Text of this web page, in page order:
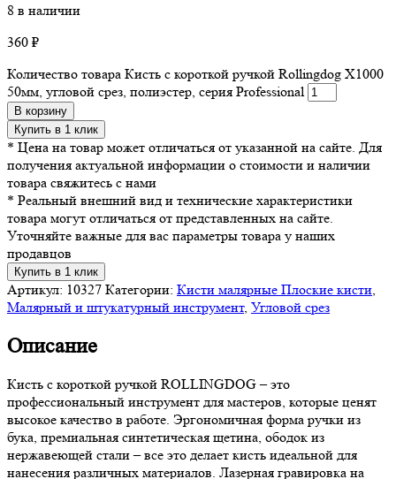
8 в наличии
360 ₽
Количество товара Кисть с короткой ручкой Rollingdog X1000
50мм, угловой срез, полиэстер, серия Professional
В корзину
Купить в 1 клик
* Цена на товар может отличаться от указанной на сайте. Для
получения актуальной информации о стоимости и наличии
товара свяжитесь с нами
* Реальный внешний вид и технические характеристики
товара могут отличаться от представленных на сайте.
Уточняйте важные для вас параметры товара у наших
продавцов
Купить в 1 клик
Артикул: 10327 Категории: Кисти малярные Плоские кисти
Малярный и штукатурный инструмент, Угловой срез
Описание
Кисть с короткой ручкой ROLLINGDOG – это
профессиональный инструмент для мастеров, которые ценят
высокое качество в работе. Эргономичная форма ручки из
бука, премиальная синтетическая щетина, ободок из
нержавеющей стали – все это делает кисть идеальной для
нанесения различных материалов. Лазерная гравировка на